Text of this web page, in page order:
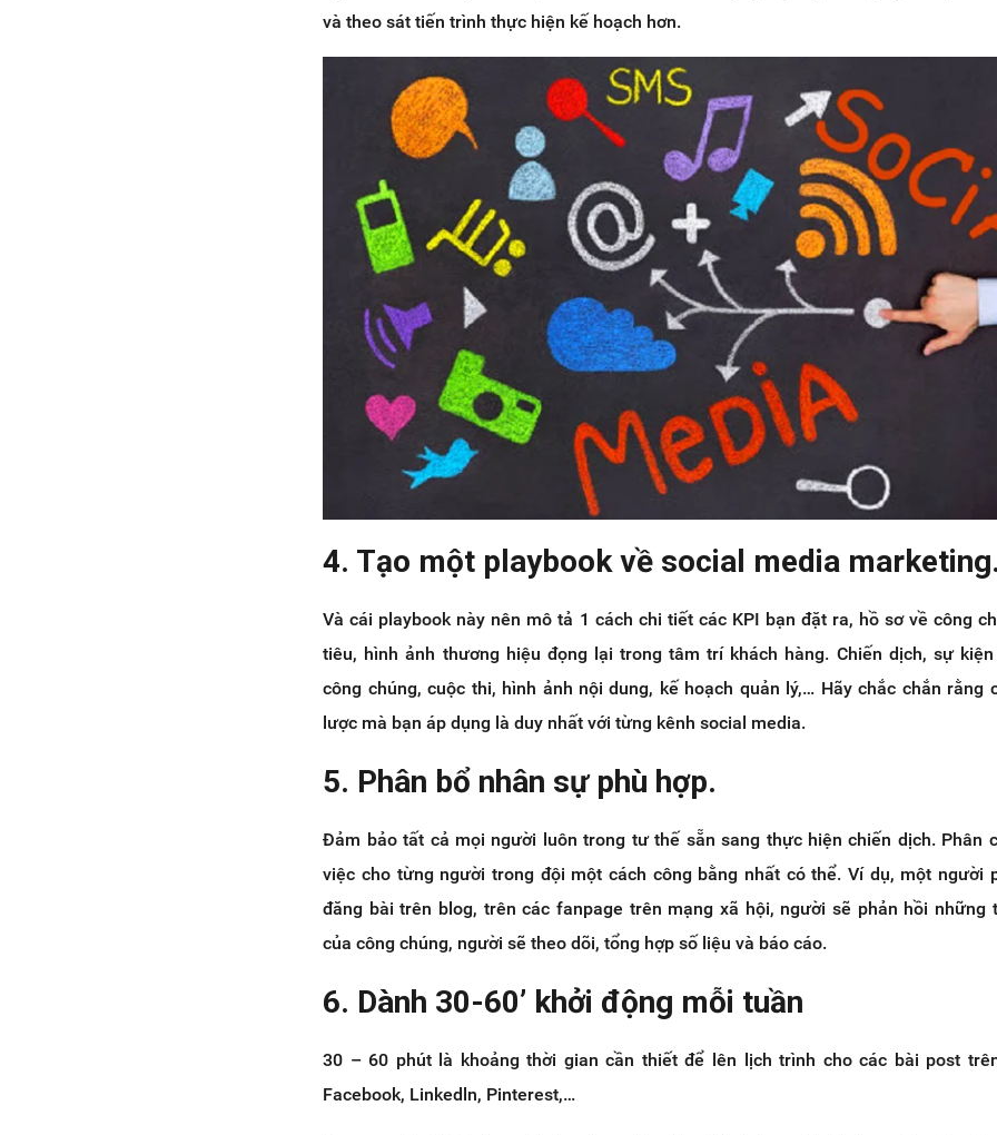
và theo sát tiến trình thực hiện kế hoạch hơn.
4. Tạo một playbook về social media
Và cái playbook này nên mô tả 1 cách chi tiết các KPI bạn đặt ra, hồ sơ về công
tiêu, hình ảnh thương hiệu đọng lại trong tâm trí khách hàng. Chiến dịch, sự
công chúng, cuộc thi, hình ảnh nội dung, kế hoạch quản lý,… Hãy chắc chắn rằng
lược mà bạn áp dụng là duy nhất với từng kênh social media.
5. Phân bổ nhân sự phù hợp.
Đảm bảo tất cả mọi người luôn trong tư thế sẵn sang thực hiện chiến dịch. Phân
việc cho từng người trong đội một cách công bằng nhất có thể. Ví dụ, một người
đăng bài trên blog, trên các fanpage trên mạng xã hội, người sẽ phản hồi những
của công chúng, người sẽ theo dõi, tổng hợp số liệu và báo cáo.
6. Dành 30-60’ khởi động mỗi tuần
30 – 60 phút là khoảng thời gian cần thiết để lên lịch trình cho các bài post
Facebook, Linkedln, Pinterest,…